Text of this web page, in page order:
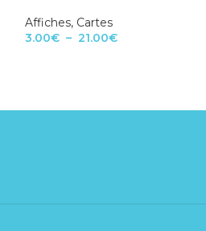
Affiches, Cartes
3.00€ – 21.00€